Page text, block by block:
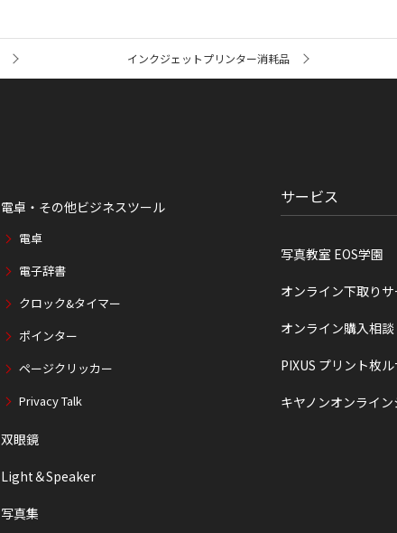
インクジェットプリンター消耗品
電卓・その他ビジネスツール
電卓
電子辞書
クロック&タイマー
ポインター
ページクリッカー
Privacy Talk
双眼鏡
Light＆Speaker
写真集
サービス
写真教室 EOS学園
オンライン下取り
オンライン購入相談
PIXUS プリント枚
キヤノンオンライ